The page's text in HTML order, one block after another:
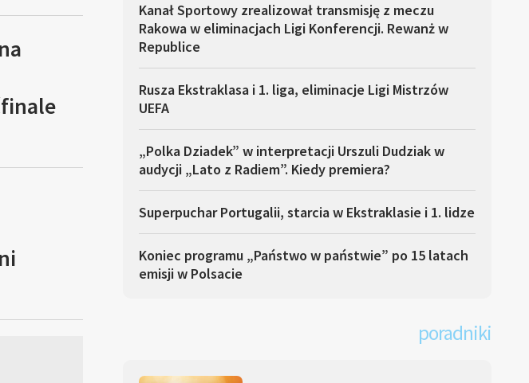
Kanał Sportowy zrealizował transmisję z meczu
Rakowa w eliminacjach Ligi Konferencji. Rewanż w
Republice
Rusza Ekstraklasa i 1. liga, eliminacje Ligi Mistrzów
UEFA
„Polka Dziadek” w interpretacji Urszuli Dudziak w
audycji „Lato z Radiem”. Kiedy premiera?
Superpuchar Portugalii, starcia w Ekstraklasie i 1. lidze
Koniec programu „Państwo w państwie” po 15 latach
emisji w Polsacie
poradniki